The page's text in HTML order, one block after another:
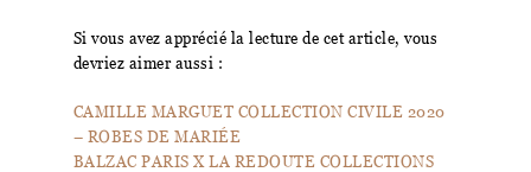
Si vous avez apprécié la lecture de cet article, vous
devriez aimer aussi :
CAMILLE MARGUET COLLECTION CIVILE 2020
– ROBES DE MARIÉE
BALZAC PARIS X LA REDOUTE COLLECTIONS